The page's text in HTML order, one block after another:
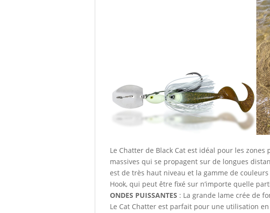
Le Chatter de Black Cat est idéal pour les
massives qui se propagent sur de longues
est de très haut niveau et la gamme de
Hook, qui peut être fixé sur n’importe quelle
ONDES PUISSANTES : La grande lame crée de
Le Cat Chatter est parfait pour une utilisation